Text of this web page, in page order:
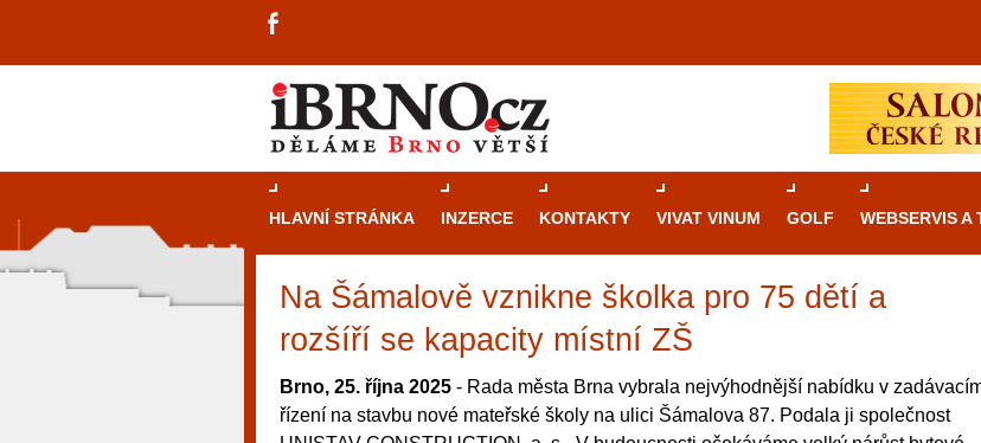
HLAVNÍ STRÁNKA INZERCE KONTAKTY VIVAT VINUM GOLF WEBSERVIS A
Na Šámalově vznikne školka pro 75 dětí a
rozšíří se kapacity místní ZŠ
Brno, 25. října 2025 - Rada města Brna vybrala nejvýhodnější nabídku v
řízení na stavbu nové mateřské školy na ulici Šámalova 87. Podala ji společnost
Průvodcekasinovými hrami v Brně: Od
rulety po video automaty
Brno je městem známým pro zajímavé památky,
restaurace, divadla a univerzity. Mimo jiné je ale
místem, kde si můžete legálně a bezpečně